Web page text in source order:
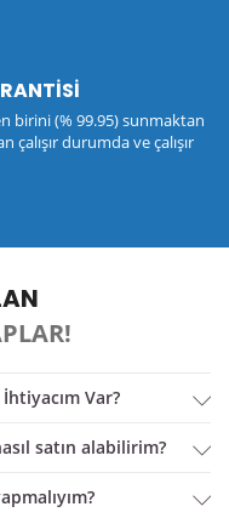
birini (% 99.95) sunmaktan
durumda ve çalışır
Var?
satın alabilirim?